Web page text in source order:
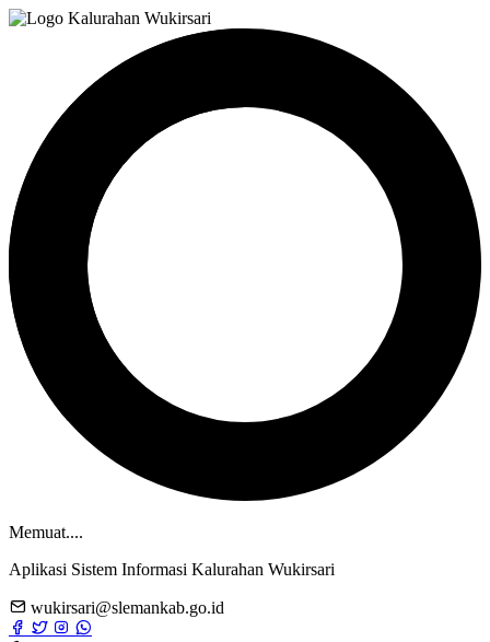
Memuat....
Aplikasi Sistem Informasi Kalurahan Wukirsari
wukirsari@slemankab.go.id